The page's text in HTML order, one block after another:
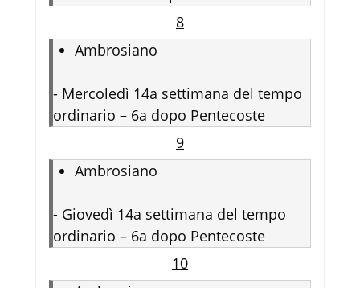
8
Ambrosiano
- Mercoledì 14a settimana del tempo
ordinario – 6a dopo Pentecoste
9
Ambrosiano
- Giovedì 14a settimana del tempo
ordinario – 6a dopo Pentecoste
10